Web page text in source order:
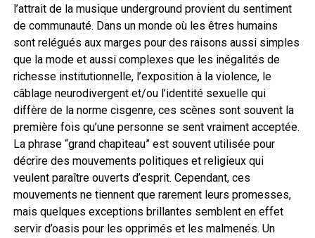
l’attrait de la musique underground provient du sentiment
de communauté. Dans un monde où les êtres humains
sont relégués aux marges pour des raisons aussi simples
que la mode et aussi complexes que les inégalités de
richesse institutionnelle, l’exposition à la violence, le
câblage neurodivergent et/ou l’identité sexuelle qui
diffère de la norme cisgenre, ces scènes sont souvent la
première fois qu’une personne se sent vraiment acceptée.
La phrase “grand chapiteau” est souvent utilisée pour
décrire des mouvements politiques et religieux qui
veulent paraître ouverts d’esprit. Cependant, ces
mouvements ne tiennent que rarement leurs promesses,
mais quelques exceptions brillantes semblent en effet
servir d’oasis pour les opprimés et les malmenés. Un